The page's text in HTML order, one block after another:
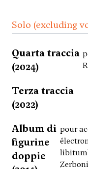
Solo (excluding
Quarta traccia
(2024)
Terza traccia
(2022)
Album di
figurine
doppie
pour